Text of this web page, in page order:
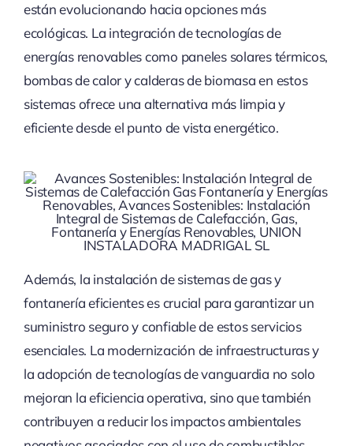
están evolucionando hacia opciones más
ecológicas. La integración de tecnologías de
energías renovables como paneles solares térmicos,
bombas de calor y calderas de biomasa en estos
sistemas ofrece una alternativa más limpia y
eficiente desde el punto de vista energético.
Además, la instalación de sistemas de gas y
fontanería eficientes es crucial para garantizar un
suministro seguro y confiable de estos servicios
esenciales. La modernización de infraestructuras y
la adopción de tecnologías de vanguardia no solo
mejoran la eficiencia operativa, sino que también
contribuyen a reducir los impactos ambientales